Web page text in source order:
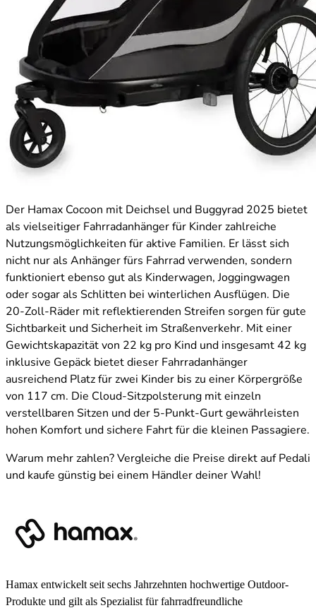
Der Hamax Cocoon mit Deichsel und Buggyrad 2025 bietet
als vielseitiger Fahrradanhänger für Kinder zahlreiche
Nutzungsmöglichkeiten für aktive Familien. Er lässt sich
nicht nur als Anhänger fürs Fahrrad verwenden, sondern
funktioniert ebenso gut als Kinderwagen, Joggingwagen
oder sogar als Schlitten bei winterlichen Ausflügen. Die
20-Zoll-Räder mit reflektierenden Streifen sorgen für gute
Sichtbarkeit und Sicherheit im Straßenverkehr. Mit einer
Gewichtskapazität von 22 kg pro Kind und insgesamt 42 kg
inklusive Gepäck bietet dieser Fahrradanhänger
ausreichend Platz für zwei Kinder bis zu einer Körpergröße
von 117 cm. Die Cloud-Sitzpolsterung mit einzeln
verstellbaren Sitzen und der 5-Punkt-Gurt gewährleisten
hohen Komfort und sichere Fahrt für die kleinen Passagiere.
Warum mehr zahlen? Vergleiche die Preise direkt auf Pedali
und kaufe günstig bei einem Händler deiner Wahl!
Hamax entwickelt seit sechs Jahrzehnten hochwertige Outdoor-
Produkte und gilt als Spezialist für fahrradfreundliche